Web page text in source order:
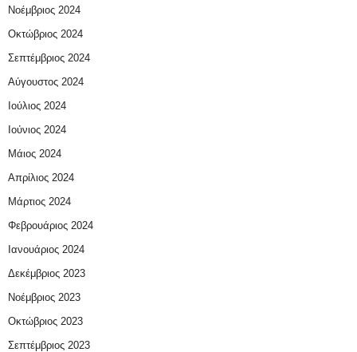
Νοέμβριος 2024
Οκτώβριος 2024
Σεπτέμβριος 2024
Αύγουστος 2024
Ιούλιος 2024
Ιούνιος 2024
Μάιος 2024
Απρίλιος 2024
Μάρτιος 2024
Φεβρουάριος 2024
Ιανουάριος 2024
Δεκέμβριος 2023
Νοέμβριος 2023
Οκτώβριος 2023
Σεπτέμβριος 2023